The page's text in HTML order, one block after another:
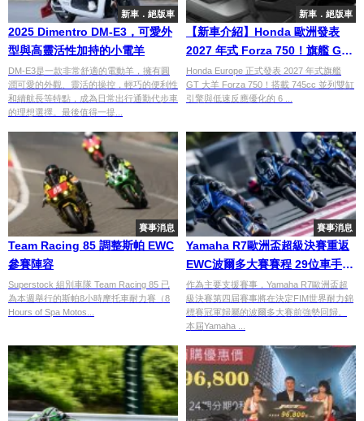
新車．絕版車
2025 Dimentro DM-E3，可愛外
型與高靈活性加持的小電羊
DM-E3是一款非常舒適的電動羊，擁有圓
潤可愛的外觀、靈活的操控，輕巧的便利性
和續航長等特點，成為日常出行通勤代步車
的理想選擇。最後值得一提...
新車．絕版車
【新車介紹】Honda 歐洲發表
2027 年式 Forza 750！旗艦 GT
大羊絕美新色登場，DCT 雙離合
器與電動風鏡升級全解析
Honda Europe 正式發表 2027 年式旗艦
GT 大羊 Forza 750！搭載 745cc 並列雙缸
引擎與低速反應優化的 6 ...
賽事消息
Team Racing 85 調整斯帕 EWC
參賽陣容
Superstock 組別車隊 Team Racing 85 已
為本週舉行的斯帕8小時摩托車耐力賽（8
Hours of Spa Motos...
賽事消息
Yamaha R7歐洲盃超級決賽重返
EWC波爾多大賽賽程 29位車手蓄
勢待發
作為主要支援賽事，Yamaha R7歐洲盃超
級決賽第四屆賽事將在決定FIM世界耐力錦
標賽冠軍歸屬的波爾多大賽前強勢回歸。
本屆Yamaha ...